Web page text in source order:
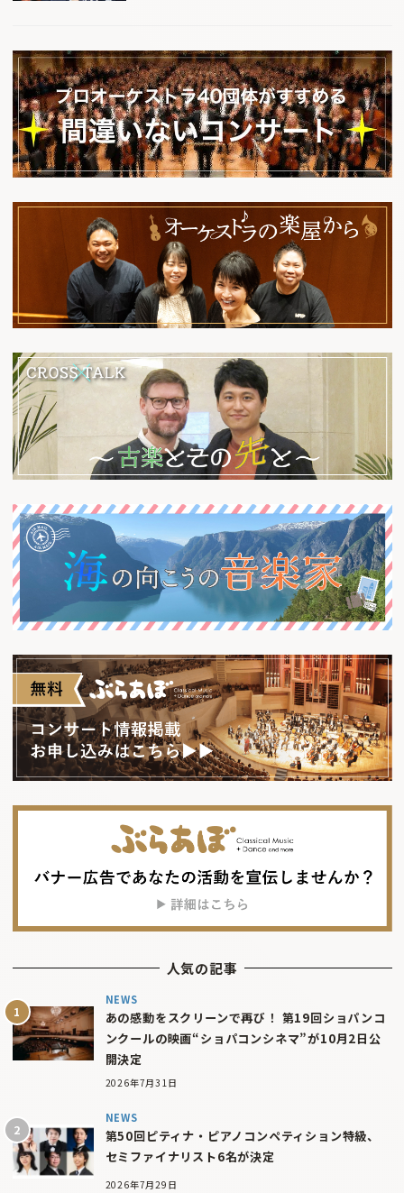
人気の記事
NEWS
あの感動をスクリーンで再び！ 第19回ショパンコ
ンクールの映画“ショパコンシネマ”が10月2日公
開決定
2026年7月31日
NEWS
第50回ピティナ・ピアノコンペティション特級、
セミファイナリスト6名が決定
2026年7月29日